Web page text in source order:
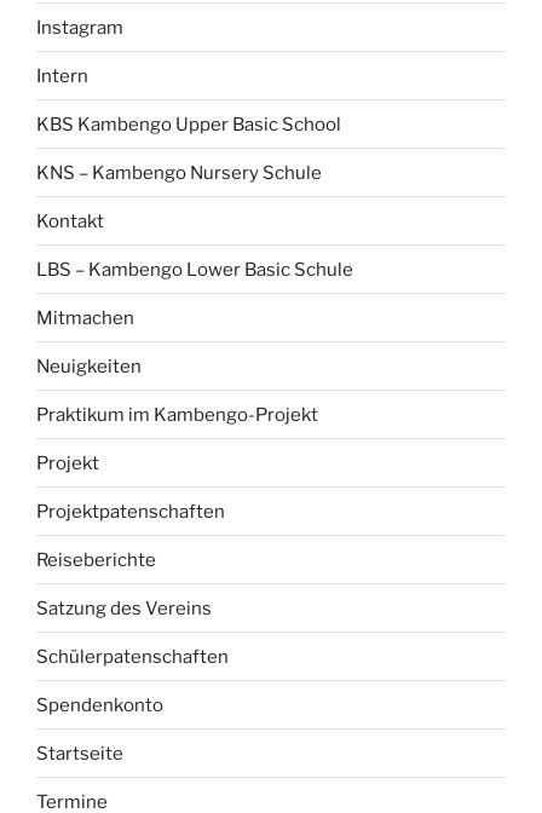
Instagram
Intern
KBS Kambengo Upper Basic School
KNS – Kambengo Nursery Schule
Kontakt
LBS – Kambengo Lower Basic Schule
Mitmachen
Neuigkeiten
Praktikum im Kambengo-Projekt
Projekt
Projektpatenschaften
Reiseberichte
Satzung des Vereins
Schülerpatenschaften
Spendenkonto
Startseite
Termine